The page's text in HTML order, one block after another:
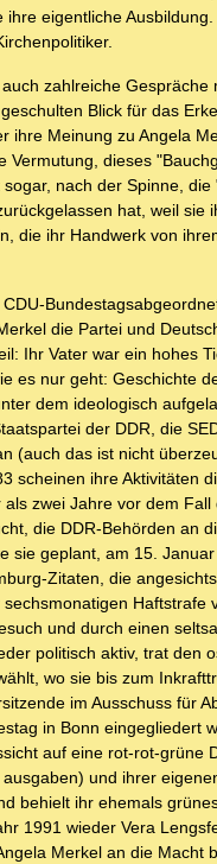
eigentliche
zahlreiche
Blick für das
ihre Meinung zu Angela
dieses
nach der Spinne,
hat, weil
die ihr Handwerk von
die Partei und
Ihr Vater war ein hohes
es nur geht: Geschichte
dem ideologisch
der DDR, die
(auch das ist nicht
scheinen ihre Aktivitäten
zwei Jahre vor dem
die DDR-Behörden an
sie geplant, am 15.
Zitaten, die
und durch einen
politisch aktiv, trat
wo sie bis zum
im Ausschuss für
in Bonn eingegliedert
auf eine rot-rot-
und ihrer
behielt ihr ehemals
1991 wieder Vera
Merkel an die